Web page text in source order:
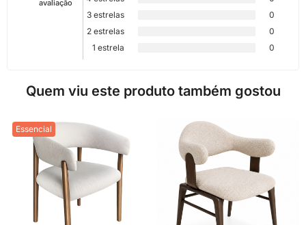
avaliação
3 estrelas
0
2 estrelas
0
1 estrela
0
Quem viu este produto também gostou
Essencial